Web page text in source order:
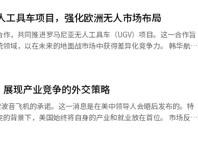
普遍认为，LX集团正在加速从单
半导体、资源和物流等经济敏感业务占比较大，未来产业中
量。※ 本报道经人工智能（AI）系统翻译与编辑。
超过5000亿韩元。当时韩国政府曾将旅游业指定为“特别
。
司也在加强3D地图和空间计算技术的竞争。谷歌和苹果同样
，下一代平台竞争扩展
争力。数字双胞胎技术预计将与未来的自动驾驶、机器人、
环境。 服务支持区域也将持续扩大。
和本地数据，继续演变为基于空间的信息平台。 Naver
地图’，生动地连接现实空间与数字，为每月超过3000万
协同效应将是无穷无尽的，我们将继续进行多种实验，以便
道经人工智能（AI）系统翻译与编辑。
，彩虹机器人2280亿韩元，位列净买入前两位。 最近，
扩展到整个机器人行业，这也是推动股价上涨的原因之一。
与谷歌的物理人工智能合作消息，以及美国AI机器人公司
研究员金善奉表示：“斗山机器
展业务，并与英伟达的合作将正式启动。”他还提到：“公
为，收购ONExia的效应和欧洲客户的扩展推动了收入增
司ONExia的89.6%股份，旨在加强北美网络和交钥匙交付能
决方案。※ 本报道经人工智能（AI）系统翻译与编辑。
具车项目，强化欧洲无人市场布局
，共同推进罗马尼亚无人工具车（UGV）项目。这一合作旨
以在未来的地面战市场中获得差异化竞争力。 韩华航空
2026'上宣布，与米勒姆机器人及韩华航空罗马尼亚法人
米勒姆机器人的履带式UGV平台特米斯（THeMIS）在实战
的整合能力，获得了全球市场的认可。 双方还在开发
署之前，韩华航空在罗马尼亚当地利用格伦特和特米斯等进
注。 米勒姆机器人首席执行官库尔达
之一，我们将与韩华航空共同扩大罗马尼亚的生产能力，
现产业竞争的外交策略
音飞机的承诺。这一消息是在美中领导人会晤后发布的。特
背景下，美国始终将自身的产业和就业放在首位。 市场反应
布的数字仅为200架。波音的股价也因此下跌，市场普遍认